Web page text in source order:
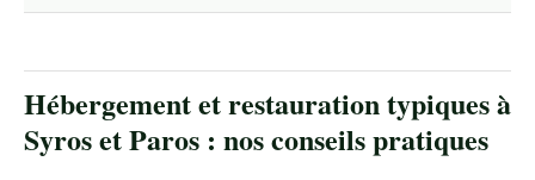
Hébergement et restauration typiques à
Syros et Paros : nos conseils pratiques